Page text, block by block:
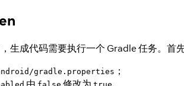
生成代码需要执行一个 Gradle 任务。
gradle.properties ；
由 修改为
.